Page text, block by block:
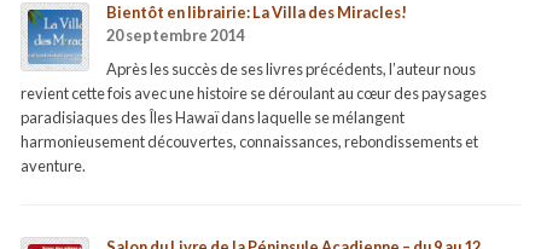
Bientôt en librairie: La Villa des Miracles!
20 septembre 2014
Après les succès de ses livres précédents, l’auteur nous
revient cette fois avec une histoire se déroulant au cœur des paysages
paradisiaques des Îles Hawaï dans laquelle se mélangent
harmonieusement découvertes, connaissances, rebondissements et
aventure.